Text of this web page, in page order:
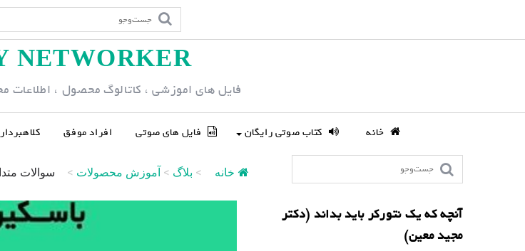
o
NETWORKER
فایل های اموزشی ، کاتالوگ محصول ،
خانه کتاب صوتی رایگان فایل های صوتی افراد موفق
خانه > بلاگ > آموزش محصولات > سوالات
آنچه که یک نتورکر باید بداند (دکتر
مجید معین)